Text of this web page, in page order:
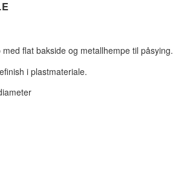
flat bakside og metallhempe til påsying.
i plastmateriale.